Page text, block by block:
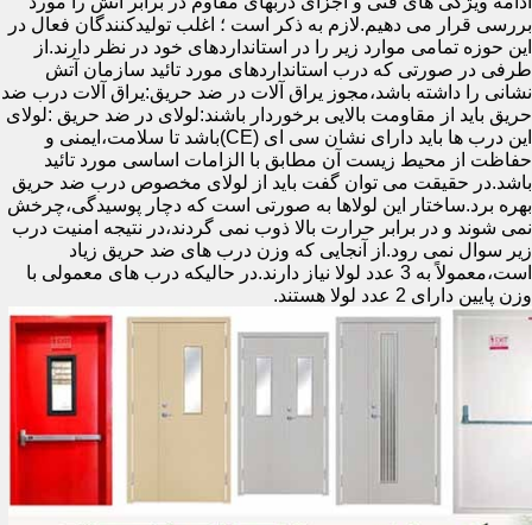
بررسی قرار می دهیم.لازم به ذکر است ؛ اغلب تولیدکنندگان فعال در
این حوزه تمامی موارد زیر را در استانداردهای خود در نظر دارند.از
طرفی در صورتی که درب استانداردهای مورد تائید سازمان آتش
نشانی را داشته باشد،مجوز یراق آلات در ضد حریق:یراق آلات درب ضد
حریق باید از مقاومت بالایی برخوردار باشند:لولای در ضد حریق :لولای
این درب ها باید دارای نشان سی ای (CE)باشد تا سلامت،ایمنی و
حفاظت از محیط زیست آن مطابق با الزامات اساسی مورد تائید
باشد.در حقیقت می توان گفت باید از لولای مخصوص درب ضد حریق
بهره برد.ساختار این لولاها به صورتی است که دچار پوسیدگی،چرخش
نمی شوند و در برابر حرارت بالا ذوب نمی گردند،در نتیجه امنیت درب
زیر سوال نمی رود.از آنجایی که وزن درب های ضد حریق زیاد
است،معمولاً به 3 عدد لولا نیاز دارند.در حالیکه درب های معمولی با
وزن پایین دارای 2 عدد لولا هستند.